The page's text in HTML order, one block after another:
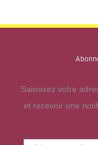
Saisissez votre
et recevoir une